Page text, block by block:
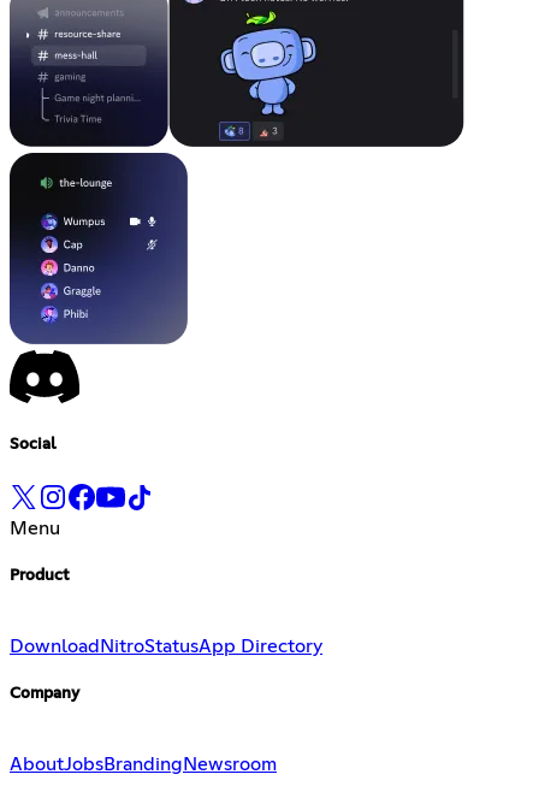
Social
Menu
Product
Download NitroStatusApp Directory
Company
AboutJobsBranding Newsroom